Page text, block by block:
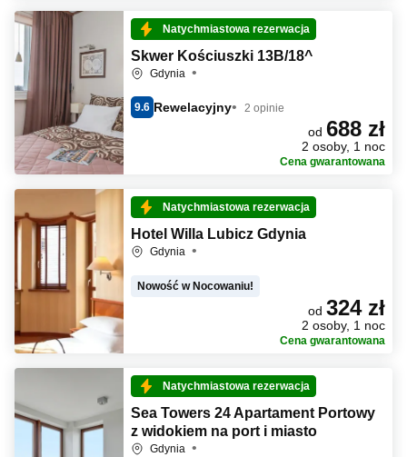
Natychmiastowa rezerwacja
Skwer Kościuszki 13B/18^
Gdynia
9.6 Rewelacyjny 2 opinie
od 688 zł
2 osoby, 1 noc
Cena gwarantowana
Natychmiastowa rezerwacja
Hotel Willa Lubicz Gdynia
Gdynia
Nowość w Nocowaniu!
od 324 zł
2 osoby, 1 noc
Cena gwarantowana
Natychmiastowa rezerwacja
Sea Towers 24 Apartament Portowy
z widokiem na port i miasto
Gdynia